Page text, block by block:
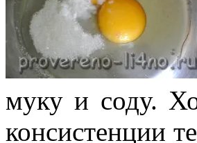
муку и соду.
консистенции